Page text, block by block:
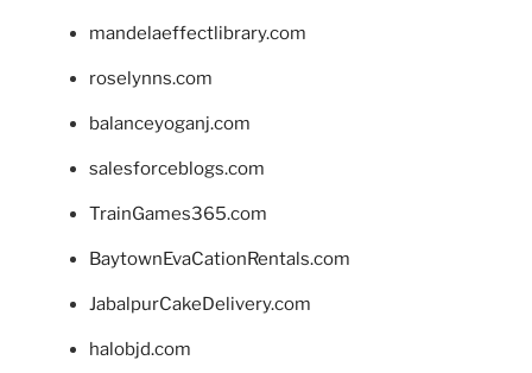
mandelaeffectlibrary.com
roselynns.com
balanceyoganj.com
salesforceblogs.com
TrainGames365.com
BaytownEvaCationRentals.com
JabalpurCakeDelivery.com
halobjd.com